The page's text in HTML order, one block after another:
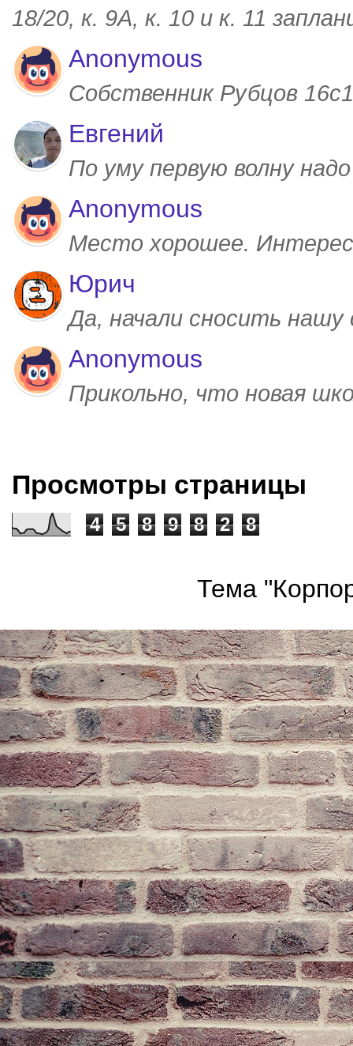
18/20, к. 9А, к. 10 и к. 11
Anonymous
Собственник Рубцов
Евгений
По уму первую волну
Anonymous
Место хорошее.
Юрич
Да, начали сносить
Anonymous
Прикольно, что новая
Просмотры страницы
4 5 8 9 8 2 8
Тема